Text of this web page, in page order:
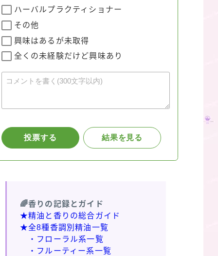
🌈香りの記録とガイド
★精油と香りの総合ガイド
★全8種香調別精油一覧
・フローラル系一覧
・フルーティー系一覧